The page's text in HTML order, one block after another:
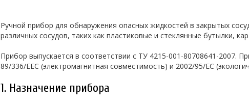
Ручной прибор для обнаружения опасных жидкостей в закрытых
различных сосудов, таких как пластиковые и стеклянные бутылки,
Прибор выпускается в соответствии с ТУ 4215-001-80708641-2007.
89/336/EEC (электромагнитная совместимость) и 2002/95/EC
1. Назначение прибора